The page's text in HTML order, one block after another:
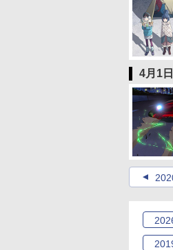
4月1日